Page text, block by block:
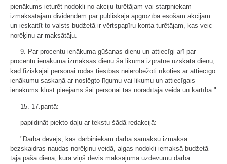
pienākums ieturēt nodokli no akciju turētājam vai starpniekam
izmaksātajām dividendēm par publiskajā apgrozībā esošām akcijām
un ieskaitīt to valsts budžetā ir vērtspapīru konta turētājam, kas veic
norēķinu ar maksātāju.
9. Par procentu ienākuma gūšanas dienu un attiecīgi arī par
procentu ienākuma izmaksas dienu šā likuma izpratnē uzskata dienu,
kad fiziskajai personai rodas tiesības neierobežoti rīkoties ar attiecīgo
ienākumu saskaņā ar noslēgto līgumu vai likumu un attiecīgais
ienākums kļūst pieejams šai personai tās norādītajā veidā un kārtībā."
15. 17.pantā:
papildināt piekto daļu ar tekstu šādā redakcijā:
"Darba devējs, kas darbiniekam darba samaksu izmaksā
bezskaidras naudas norēķinu veidā, algas nodokli iemaksā budžetā
tajā pašā dienā, kurā viņš devis maksājuma uzdevumu darba